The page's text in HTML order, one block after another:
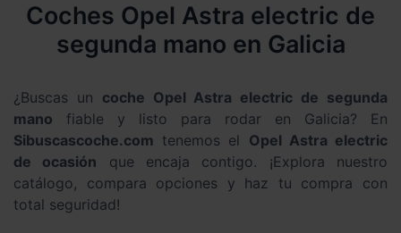
Coches Opel Astra electric de
segunda mano en Galicia
¿Buscas un coche Opel Astra electric de segunda
mano fiable y listo para rodar en Galicia? En
Sibuscascoche.com tenemos el Opel Astra electric
de ocasión que encaja contigo. ¡Explora nuestro
catálogo, compara opciones y haz tu compra con
total seguridad!